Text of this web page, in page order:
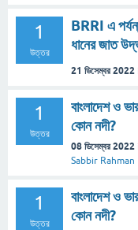
1
উত্তর
BRRI এ
ধানের জাত
21 ডিসেম্বর 2022
1
উত্তর
বাংলাদেশ ও
কোন নদী?
08 ডিসেম্বর 2022
Sabbir Rahman
1
উত্তর
বাংলাদেশ ও
কোন নদী?